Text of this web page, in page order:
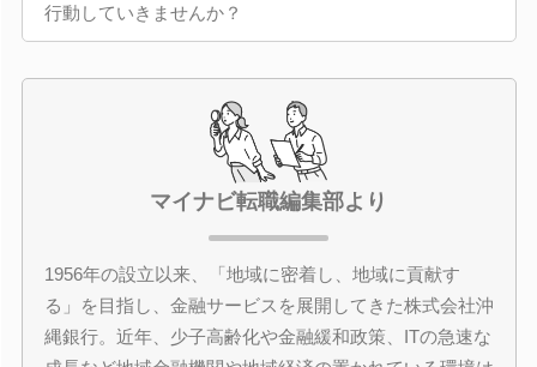
行動していきませんか？
マイナビ転職編集部より
1956年の設立以来、「地域に密着し、地域に貢献す
る」を目指し、金融サービスを展開してきた株式会社沖
縄銀行。近年、少子高齢化や金融緩和政策、ITの急速な